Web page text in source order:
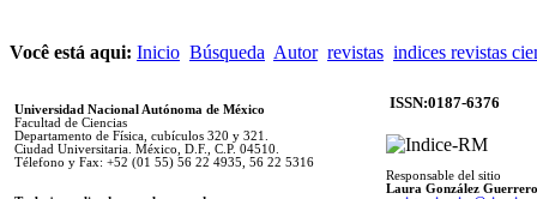
Você está aqui: Inicio Búsqueda Autor revistas indices revistas
Universidad Nacional Autónoma de México
Facultad de Ciencias
Departamento de Física, cubículos 320 y 321.
Ciudad Universitaria. México, D.F., C.P. 04510.
Télefono y Fax: +52 (01 55) 56 22 4935, 56 22 5316
ISSN:0187-6376
Responsable del sitio
Laura González Guerrero